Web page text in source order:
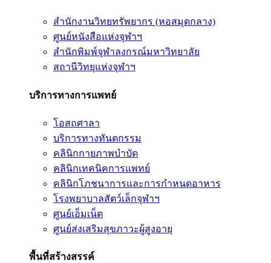
สำนักงานวิทยทรัพยากร (หอสมุดกลาง)
ศูนย์หนังสือแห่งจุฬาฯ
สำนักพิมพ์จุฬาลงกรณ์มหาวิทยาลัย
สถานีวิทยุแห่งจุฬาฯ
บริการทางการแพทย์
โอสถศาลา
บริการทางทันตกรรม
คลินิกกายภาพบำบัด
คลินิกเทคนิคการแพทย์
คลินิกโภชนาการและการกำหนดอาหาร
โรงพยาบาลสัตว์เล็กจุฬาฯ
ศูนย์เอ็มเน็ต
ศูนย์ส่งเสริมสุขภาวะผู้สูงอายุ
พื้นที่สร้างสรรค์